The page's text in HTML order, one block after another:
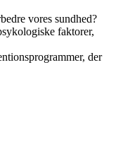
vores sundhed?
faktorer,
der